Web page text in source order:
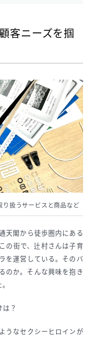
客ニーズを掴
扱うサービスと商品など
天閣から徒歩圏内にある
の街で、辻村さんは子育
を運営している。そのバ
のか。そんな興味を抱き
？
うなセクシーヒロインが